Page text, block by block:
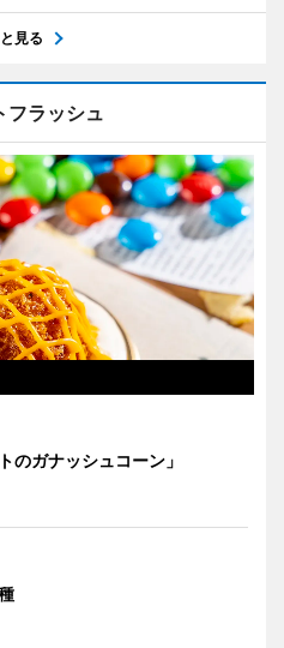
見る
フラッシュ
のガナッシュコーン」